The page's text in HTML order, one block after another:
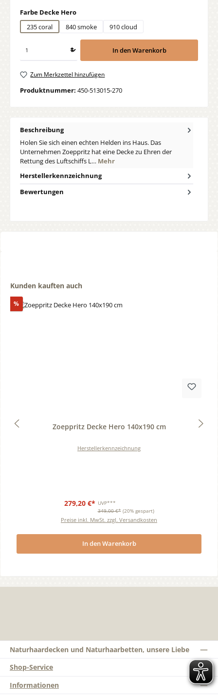
Farbe Decke Heroauswählen
235 coral
840 smoke 910 cloud
In den Warenkorb
Zum Merkzettel hinzufügen
Produktnummer: 450-513015-270
Beschreibung
Holen Sie sich einen echten Helden ins Haus. Das
Unternehmen Zoeppritz hat eine Decke zu Ehren der
Rettung des Luftschiffs L… Mehr
Herstellerkennzeichnung
Bewertungen
Produktgalerie überspringen
Kunden kauften auch
%Rabatt
Durchschnittliche Bewertung von 0 von 5 Sternen
Zoeppritz Decke Hero 140x190 cm
Herstellerkennzeichnung
279,20 €* UVP***
349,00 €* (20% gespart)
Preise inkl. MwSt. zzgl. Versandkosten
In den Warenkorb
Naturhaardecken und Naturhaarbetten, unsere Liebe
Shop-Service
Informationen